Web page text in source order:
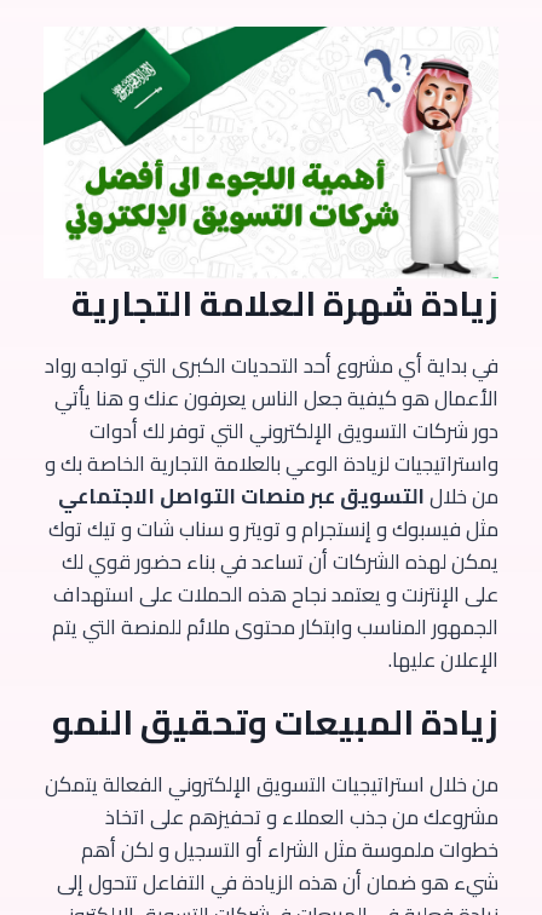
زيادة شهرة العلامة التجارية
في بداية أي مشروع أحد التحديات الكبرى التي تواجه رواد
الأعمال هو كيفية جعل الناس يعرفون عنك و هنا يأتي
دور شركات التسويق الإلكتروني التي توفر لك أدوات
واستراتيجيات لزيادة الوعي بالعلامة التجارية الخاصة بك و
من خلالالتسويق عبر منصات التواصل الاجتماعي
مثل فيسبوك و إنستجرام و تويتر و سناب شات و تيك توك
يمكن لهذه الشركات أن تساعد في بناء حضور قوي لك
على الإنترنت و يعتمد نجاح هذه الحملات على استهداف
الجمهور المناسب وابتكار محتوى ملائم للمنصة التي يتم
الإعلان عليها.
زيادة المبيعات وتحقيق النمو
من خلال استراتيجيات التسويق الإلكتروني الفعالة يتمكن
مشروعك من جذب العملاء و تحفيزهم على اتخاذ
خطوات ملموسة مثل الشراء أو التسجيل و لكن أهم
شيء هو ضمان أن هذه الزيادة في التفاعل تتحول إلى